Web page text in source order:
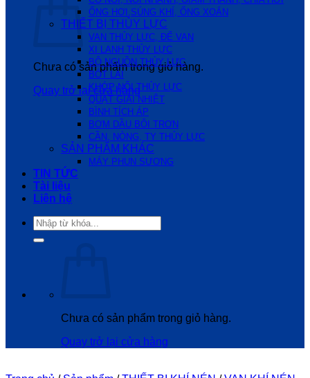
Chưa có sản phẩm trong giỏ hàng.
Quay trở lại cửa hàng
ỐNG HƠI,SÚNG KHÍ, ỐNG XOẮN
THIẾT BỊ THỦY LỰC
VAN THỦY LỰC, ĐẾ VAN
XI LANH THỦY LỰC
BỘ NGUỒN THỦY LỰC
BÓT LÁI
KHỚP NỐI THỦY LỰC
QUẠT GIẢI NHIỆT
BÌNH TÍCH ÁP
BƠM DẦU BÔI TRƠN
CẦN, NÒNG, TY THỦY LỰC
SẢN PHẨM KHÁC
MÁY PHUN SƯƠNG
TIN TỨC
Tài liệu
Liên hệ
Tìm
kiếm:
Chưa có sản phẩm trong giỏ hàng.
Quay trở lại cửa hàng